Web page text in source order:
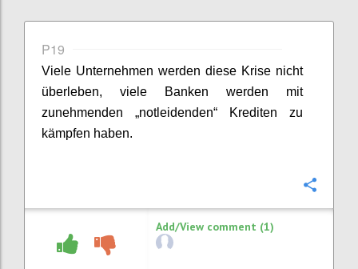
P19
Viele Unternehmen werden diese Krise nicht
überleben, viele Banken werden mit
zunehmenden „notleidenden“ Krediten zu
kämpfen haben.
Add/View comment (1)